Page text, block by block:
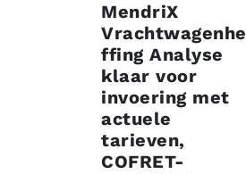
MendriX
Vrachtwagenhe
ffing Analyse
klaar voor
invoering met
actuele
tarieven,
COFRET-